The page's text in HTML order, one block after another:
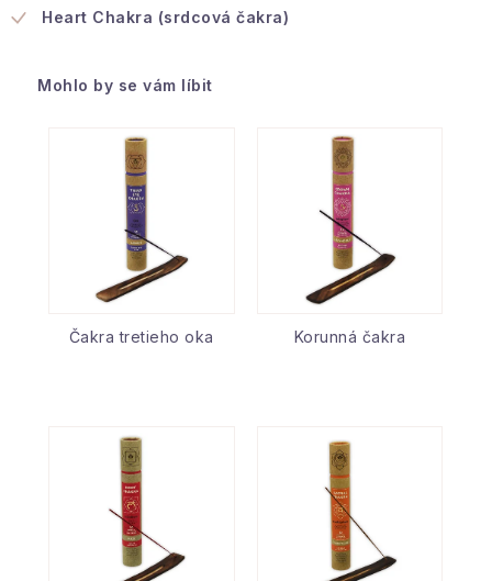
Heart Chakra (srdcová čakra)
Mohlo by se vám líbit
Čakra tretieho oka Korunná čakra